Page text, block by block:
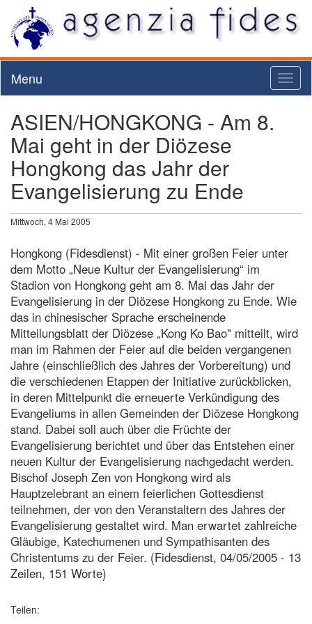
Menu
ASIEN/HONGKONG - Am 8.
Mai geht in der Diözese
Hongkong das Jahr der
Evangelisierung zu Ende
Mittwoch, 4 Mai 2005
Hongkong (Fidesdienst) - Mit einer großen Feier unter
dem Motto „Neue Kultur der Evangelisierung“ im
Stadion von Hongkong geht am 8. Mai das Jahr der
Evangelisierung in der Diözese Hongkong zu Ende. Wie
das in chinesischer Sprache erscheinende
Mitteilungsblatt der Diözese „Kong Ko Bao" mitteilt, wird
man im Rahmen der Feier auf die beiden vergangenen
Jahre (einschließlich des Jahres der Vorbereitung) und
die verschiedenen Etappen der Initiative zurückblicken,
in deren Mittelpunkt die erneuerte Verkündigung des
Evangeliums in allen Gemeinden der Diözese Hongkong
stand. Dabei soll auch über die Früchte der
Evangelisierung berichtet und über das Entstehen einer
neuen Kultur der Evangelisierung nachgedacht werden.
Bischof Joseph Zen von Hongkong wird als
Hauptzelebrant an einem feierlichen Gottesdienst
teilnehmen, der von den Veranstaltern des Jahres der
Evangelisierung gestaltet wird. Man erwartet zahlreiche
Gläubige, Katechumenen und Sympathisanten des
Christentums zu der Feier. (Fidesdienst, 04/05/2005 - 13
Zeilen, 151 Worte)
Teilen: